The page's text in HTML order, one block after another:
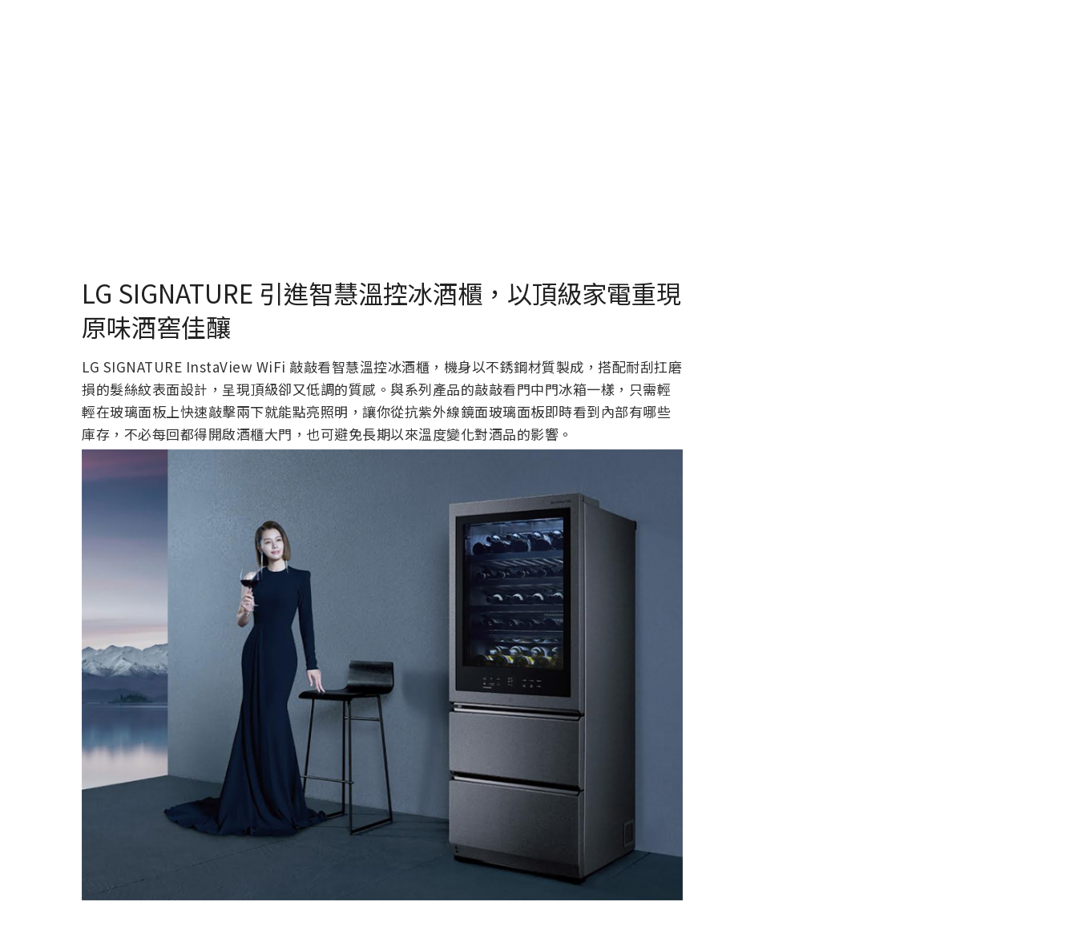
LG SIGNATURE 引進智慧溫控冰酒櫃，以頂級家電重現
原味酒窖佳釀
LG SIGNATURE InstaView WiFi 敲敲看智慧溫控冰酒櫃，機身以不銹鋼材質製成，搭配耐刮扛磨
損的髮絲紋表面設計，呈現頂級卻又低調的質感。與系列產品的敲敲看門中門冰箱一樣，只需輕
輕在玻璃面板上快速敲擊兩下就能點亮照明，讓你從抗紫外線鏡面玻璃面板即時看到內部有哪些
庫存，不必每回都得開啟酒櫃大門，也可避免長期以來溫度變化對酒品的影響。